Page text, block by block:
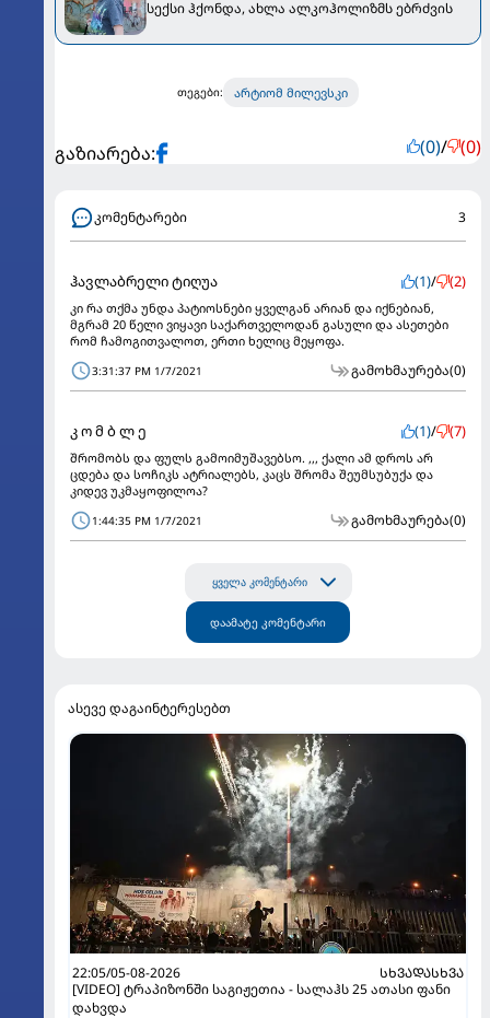
სექსი ჰქონდა, ახლა ალკოჰოლიზმს ებრძვის
თეგები: არტიომ მილევსკი
გაზიარება: (0)/ (0)
კომენტარები 3
ჰავლაბრელი ტიღუა (1)/ (2)
კი რა თქმა უნდა პატიოსნები ყველგან არიან და იქნებიან,
მგრამ 20 წელი ვიყავი საქართველოდან გასული და ასეთები
რომ ჩამოგითვალოთ, ერთი ხელიც მეყოფა.
3:31:37 PM 1/7/2021 გამოხმაურება(0)
კ ო მ ბ ლ ე (1)/ (7)
შრომობს და ფულს გამოიმუშავებსო. ,,, ქალი ამ დროს არ
ცდება და სოჩიკს ატრიალებს, კაცს შრომა შეუმსუბუქა და
კიდევ უკმაყოფილოა?
1:44:35 PM 1/7/2021 გამოხმაურება(0)
ყველა კომენტარი
დაამატე კომენტარი
ასევე დაგაინტერესებთ
22:05/05-08-2026
ᲡᲮᲕᲐᲓᲐᲡᲮᲕᲐ
[VIDEO] ტრაპიზონში საგიჟეთია - სალაჰს 25 ათასი ფანი
დახვდა